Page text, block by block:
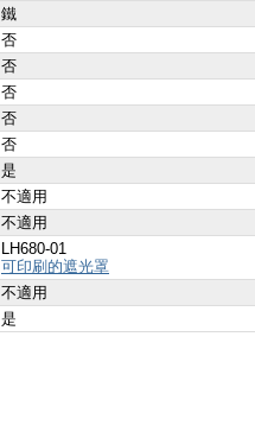
鐵
否
否
否
否
否
是
不適用
不適用
LH680-01
可印刷的遮光罩
不適用
是